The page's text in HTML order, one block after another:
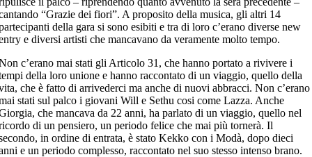
“Grazie dei fiori”. A proposito della musica, gli altri 14
della gara si sono esibiti e tra di loro c’erano diverse new
e diversi artisti che mancavano da veramente molto tempo.
c’erano mai stati gli Articolo 31, che hanno portato a rivivere i
della loro unione e hanno raccontato di un viaggio, quello della
che è fatto di arrivederci ma anche di nuovi abbracci. Non c’erano
stati sul palco i giovani Will e Sethu cosi come Lazza. Anche
che mancava da 22 anni, ha parlato di un viaggio, quello nel
di un pensiero, un periodo felice che mai più tornerà. Il
in ordine di entrata, è stato Kekko con i Modà, dopo dieci
e un periodo complesso, raccontato nel suo stesso intenso brano.